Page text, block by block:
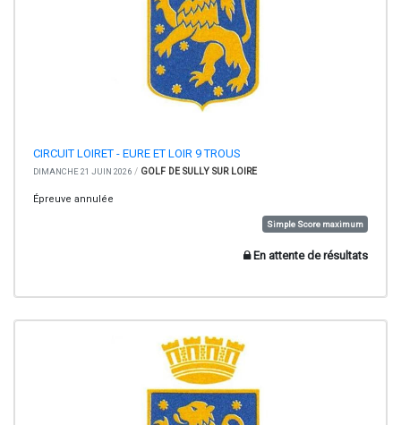
CIRCUIT LOIRET - EURE ET LOIR 9 TROUS
DIMANCHE 21 JUIN 2026 / GOLF DE SULLY SUR LOIRE
Épreuve annulée
Simple Score maximum
En attente de résultats